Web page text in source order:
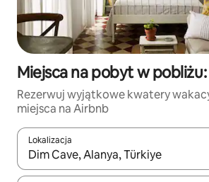
Miejsca na pobyt w
Rezerwuj wyjątkowe kwatery
miejsca na Airbnb
Lokalizacja
Gdy wyniki będą dostępne, możesz